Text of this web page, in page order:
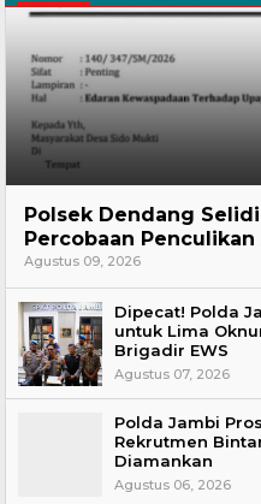
Polsek Dendang
Percobaan Penculikan
Agustus 09, 2026
Dipecat! Polda
untuk Lima
Brigadir EWS
Agustus 07, 2026
Polda Jambi
Rekrutmen
Diamankan
Agustus 06, 2026